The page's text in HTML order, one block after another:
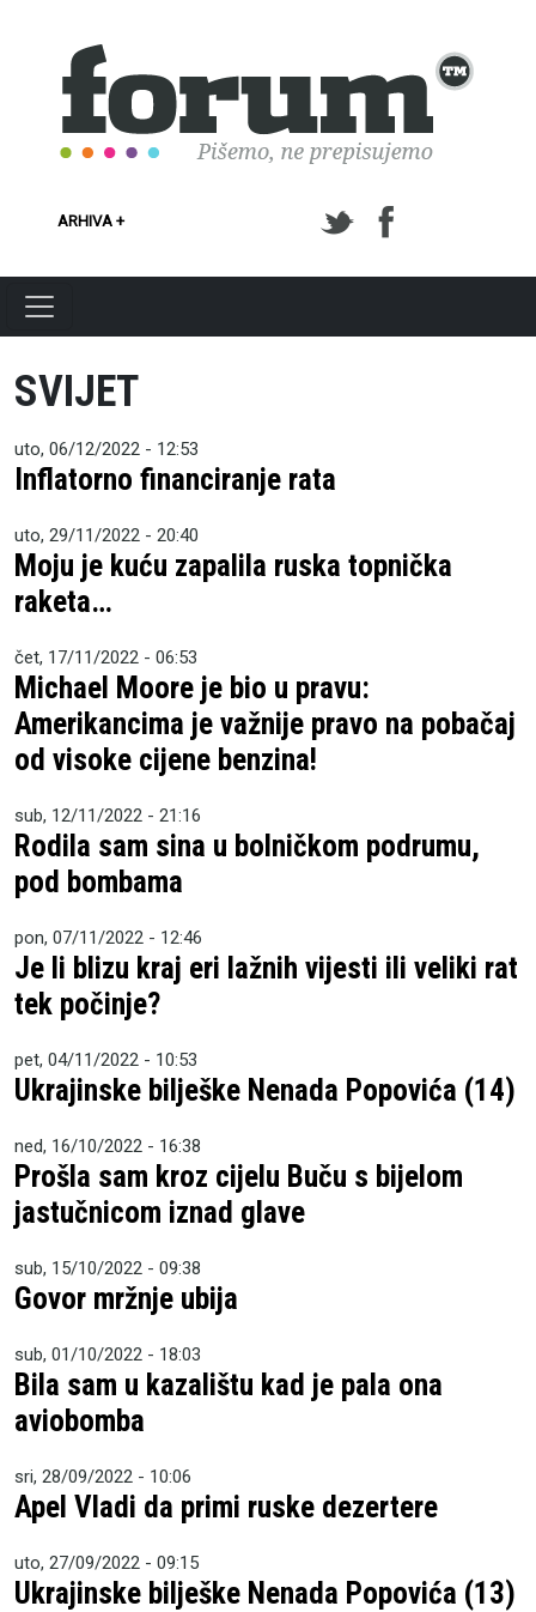
ARHIVA +
SVIJET
uto, 06/12/2022 - 12:53
Inflatorno financiranje rata
uto, 29/11/2022 - 20:40
Moju je kuću zapalila ruska topnička
raketa…
čet, 17/11/2022 - 06:53
Michael Moore je bio u pravu:
Amerikancima je važnije pravo na pobačaj
od visoke cijene benzina!
sub, 12/11/2022 - 21:16
Rodila sam sina u bolničkom podrumu,
pod bombama
pon, 07/11/2022 - 12:46
Je li blizu kraj eri lažnih vijesti ili veliki rat
tek počinje?
pet, 04/11/2022 - 10:53
Ukrajinske bilješke Nenada Popovića (14)
ned, 16/10/2022 - 16:38
Prošla sam kroz cijelu Buču s bijelom
jastučnicom iznad glave
sub, 15/10/2022 - 09:38
Govor mržnje ubija
sub, 01/10/2022 - 18:03
Bila sam u kazalištu kad je pala ona
aviobomba
sri, 28/09/2022 - 10:06
Apel Vladi da primi ruske dezertere
uto, 27/09/2022 - 09:15
Ukrajinske bilješke Nenada Popovića (13)